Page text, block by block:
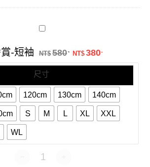
衣
短
袖
-短袖 NT$ 580. 原始價格：
NT$ 380.目前價格
尺寸
120cm 130cm 140cm
S M L XL XXL
WL
衣番賞-短袖 數量